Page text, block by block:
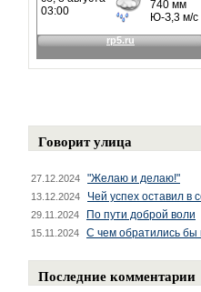
Говорит улица
27.12.2024 "Желаю и делаю!"
13.12.2024 Чей успех оставил в
29.11.2024 По пути доброй воли
15.11.2024 С чем обратились бы
Последние комментарии